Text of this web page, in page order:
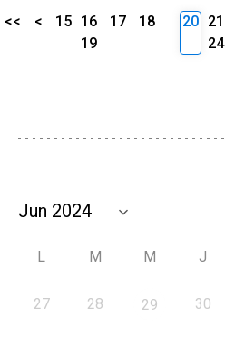
<< < 15 16 17
18
19
20 21
24
L M M J
27 28 29 30